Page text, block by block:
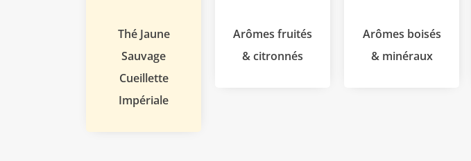
Thé Jaune
Sauvage
Cueillette
Impériale
Arômes fruités
& citronnés
Arômes boisés
& minéraux